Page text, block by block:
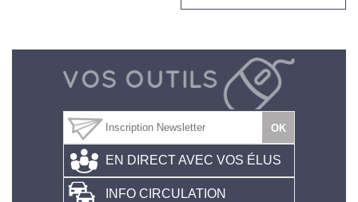
EN DIRECT AVEC VOS ÉLUS
INFO CIRCULATION